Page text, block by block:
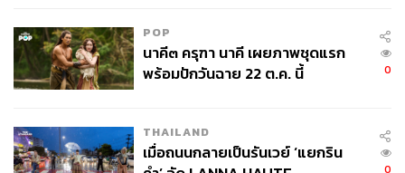
POP
นาคี๓ ครุฑา นาคี เผยภาพชุดแรก
พร้อมปักวันฉาย 22 ต.ค. นี้
0
THAILAND
เมื่อถนนกลายเป็นรันเวย์ ‘แยกริน
0